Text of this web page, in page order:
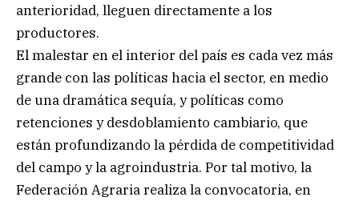
anterioridad, lleguen directamente a los
productores.
El malestar en el interior del país es cada vez más
grande con las políticas hacia el sector, en medio
de una dramática sequía, y políticas como
retenciones y desdoblamiento cambiario, que
están profundizando la pérdida de competitividad
del campo y la agroindustria. Por tal motivo, la
Federación Agraria realiza la convocatoria, en